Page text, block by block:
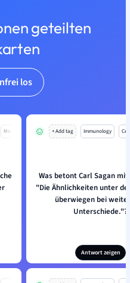
geteilten
los
Mo + Add tag Immunology
Was betont Carl Sagan
"Die Ähnlichkeiten unter
überwiegen bei
Unterschiede."?
Antwort zeigen